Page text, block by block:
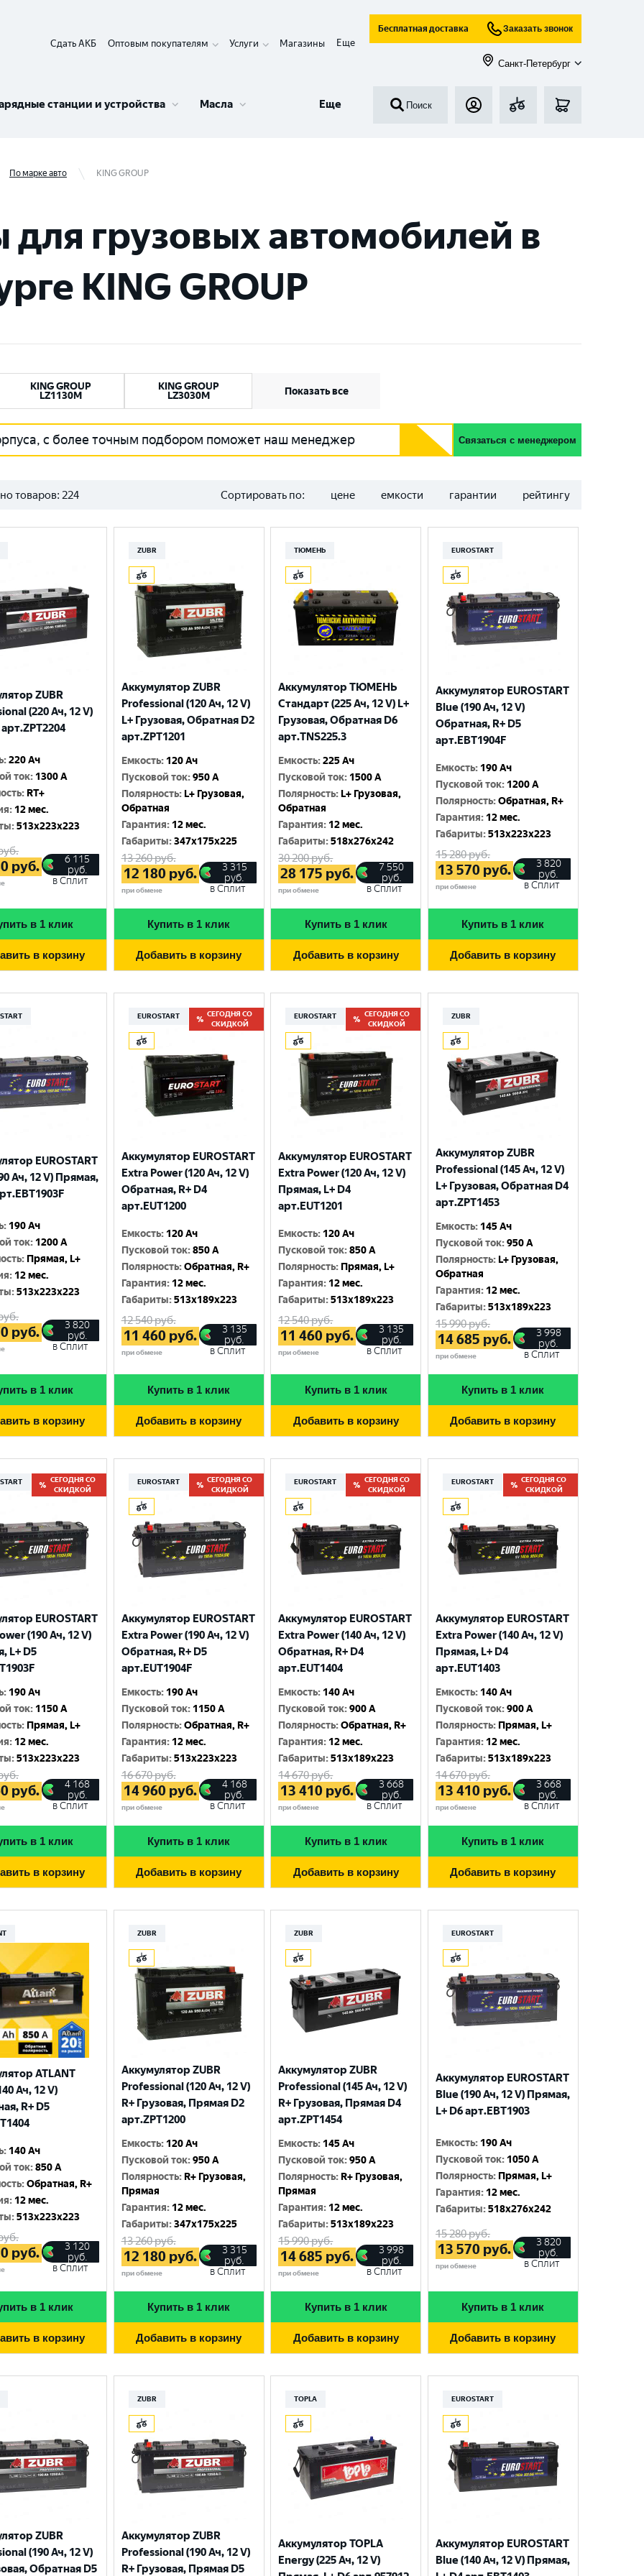
Сдать АКБ Оптовым покупателям Услуги Магазины Еще
Бесплатная доставка Заказать звонок
Санкт-Петербург
станции и устройства Масла Еще Поиск
По марке авто KING GROUP
грузовых автомобилей в
KING GROUP
KING GROUP
LZ1130M
KING GROUP
LZ3030M Показать все
с более точным подбором поможет наш менеджер Связаться с менеджером
товаров: 224 Сортировать по: цене емкости гарантии рейтингу
ZUBR
(220 Ач, 12 V)
арт.ZPT2204
:220 Ач
ток: 1300 A
: RT+
: 12 мес.
:513x223x223
руб.
6 115
руб.
в Сплит
в 1 клик
в корзину
ZUBR
Аккумулятор ZUBR
Professional (120 Ач, 12 V)
L+ Грузовая, Обратная D2
арт.ZPT1201
Емкость: 120 Ач
Пусковой ток:950 A
Полярность: L+ Грузовая,
Обратная
Гарантия: 12 мес.
Габариты:347x175x225
13 260руб.
12 180 руб.
при обмене
3 315
руб.
в Сплит
Купить в 1 клик
Добавить в корзину
ТЮМЕНЬ
Аккумулятор ТЮМЕНЬ
Стандарт (225 Ач, 12 V) L+
Грузовая, Обратная D6
арт.TNS225.3
Емкость:225 Ач
Пусковой ток: 1500 A
Полярность: L+ Грузовая,
Обратная
Гарантия: 12 мес.
Габариты:518x276x242
30 200руб.
28 175 руб.
при обмене
7 550
руб.
в Сплит
Купить в 1 клик
Добавить в корзину
EUROSTART
Аккумулятор EUROSTART
Blue (190 Ач, 12 V)
Обратная, R+ D5
арт.EBT1904F
Емкость: 190 Ач
Пусковой ток: 1200 A
Полярность:Обратная, R+
Гарантия: 12 мес.
Габариты:513x223x223
15 280руб.
13 570 руб.
при обмене
3 820
руб.
в Сплит
Купить в 1 клик
Добавить в корзину
EUROSTART
Ач, 12 V) Прямая,
: 190 Ач
ток: 1200 A
: Прямая, L+
: 12 мес.
:513x223x223
руб.
3 820
руб.
в Сплит
в 1 клик
в корзину
EUROSTART
СЕГОДНЯ СО
СКИДКОЙ
Аккумулятор EUROSTART
Extra Power (120 Ач, 12 V)
Обратная, R+ D4
арт.EUT1200
Емкость: 120 Ач
Пусковой ток:850 A
Полярность:Обратная, R+
Гарантия: 12 мес.
Габариты:513x189x223
12 540руб.
11 460 руб.
при обмене
3 135
руб.
в Сплит
Купить в 1 клик
Добавить в корзину
EUROSTART
СЕГОДНЯ СО
СКИДКОЙ
Аккумулятор EUROSTART
Extra Power (120 Ач, 12 V)
Прямая, L+ D4
арт.EUT1201
Емкость: 120 Ач
Пусковой ток:850 A
Полярность: Прямая, L+
Гарантия: 12 мес.
Габариты:513x189x223
12 540руб.
11 460 руб.
при обмене
3 135
руб.
в Сплит
Купить в 1 клик
Добавить в корзину
ZUBR
Аккумулятор ZUBR
Professional (145 Ач, 12 V)
L+ Грузовая, Обратная D4
арт.ZPT1453
Емкость: 145 Ач
Пусковой ток:950 A
Полярность: L+ Грузовая,
Обратная
Гарантия: 12 мес.
Габариты:513x189x223
15 990руб.
14 685 руб.
при обмене
3 998
руб.
в Сплит
Купить в 1 клик
Добавить в корзину
СЕГОДНЯ СО
СКИДКОЙ
EUROSTART
(190 Ач, 12 V)
L+ D5
: 190 Ач
ток: 1150 A
: Прямая, L+
: 12 мес.
:513x223x223
руб.
4 168
руб.
в Сплит
в 1 клик
в корзину
EUROSTART
СЕГОДНЯ СО
СКИДКОЙ
Аккумулятор EUROSTART
Extra Power (190 Ач, 12 V)
Обратная, R+ D5
арт.EUT1904F
Емкость: 190 Ач
Пусковой ток: 1150 A
Полярность:Обратная, R+
Гарантия: 12 мес.
Габариты:513x223x223
16 670руб.
14 960 руб.
при обмене
4 168
руб.
в Сплит
Купить в 1 клик
Добавить в корзину
EUROSTART
СЕГОДНЯ СО
СКИДКОЙ
Аккумулятор EUROSTART
Extra Power (140 Ач, 12 V)
Обратная, R+ D4
арт.EUT1404
Емкость: 140 Ач
Пусковой ток:900 A
Полярность:Обратная, R+
Гарантия: 12 мес.
Габариты:513x189x223
14 670руб.
13 410 руб.
при обмене
3 668
руб.
в Сплит
Купить в 1 клик
Добавить в корзину
EUROSTART
СЕГОДНЯ СО
СКИДКОЙ
Аккумулятор EUROSTART
Extra Power (140 Ач, 12 V)
Прямая, L+ D4
арт.EUT1403
Емкость: 140 Ач
Пусковой ток:900 A
Полярность: Прямая, L+
Гарантия: 12 мес.
Габариты:513x189x223
14 670руб.
13 410 руб.
при обмене
3 668
руб.
в Сплит
Купить в 1 клик
Добавить в корзину
ATLANT
Ач, 12 V)
R+ D5
: 140 Ач
ток:850 A
:Обратная, R+
: 12 мес.
:513x223x223
руб.
3 120
руб.
в Сплит
в 1 клик
в корзину
ZUBR
Аккумулятор ZUBR
Professional (120 Ач, 12 V)
R+ Грузовая, Прямая D2
арт.ZPT1200
Емкость: 120 Ач
Пусковой ток:950 A
Полярность: R+ Грузовая,
Прямая
Гарантия: 12 мес.
Габариты:347x175x225
13 260руб.
12 180 руб.
при обмене
3 315
руб.
в Сплит
Купить в 1 клик
Добавить в корзину
ZUBR
Аккумулятор ZUBR
Professional (145 Ач, 12 V)
R+ Грузовая, Прямая D4
арт.ZPT1454
Емкость: 145 Ач
Пусковой ток:950 A
Полярность: R+ Грузовая,
Прямая
Гарантия: 12 мес.
Габариты:513x189x223
15 990руб.
14 685 руб.
при обмене
3 998
руб.
в Сплит
Купить в 1 клик
Добавить в корзину
EUROSTART
Аккумулятор EUROSTART
Blue (190 Ач, 12 V) Прямая,
L+ D6 арт.EBT1903
Емкость: 190 Ач
Пусковой ток: 1050 A
Полярность: Прямая, L+
Гарантия: 12 мес.
Габариты:518x276x242
15 280руб.
13 570 руб.
при обмене
3 820
руб.
в Сплит
Купить в 1 клик
Добавить в корзину
ZUBR
(190 Ач, 12 V)
Обратная D5
ZUBR
Аккумулятор ZUBR
Professional (190 Ач, 12 V)
R+ Грузовая, Прямая D5
TOPLA
Аккумулятор TOPLA
Energy (225 Ач, 12 V)
EUROSTART
Аккумулятор EUROSTART
Blue (140 Ач, 12 V) Прямая,
Выберите ваш город
Великий Новгород
Москва
Санкт-Петербург